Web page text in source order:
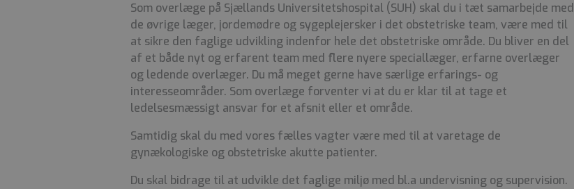
Som overlæge på Sjællands Universitetshospital (SUH) skal du i tæt samarbejde med
de øvrige læger, jordemødre og sygeplejersker i det obstetriske team, være med til
at sikre den faglige udvikling indenfor hele det obstetriske område. Du bliver en del
af et både nyt og erfarent team med flere nyere speciallæger, erfarne overlæger
og ledende overlæger. Du må meget gerne have særlige erfarings- og
interesseområder. Som overlæge forventer vi at du er klar til at tage et
ledelsesmæssigt ansvar for et afsnit eller et område.
Samtidig skal du med vores fælles vagter være med til at varetage de
gynækologiske og obstetriske akutte patienter.
Du skal bidrage til at udvikle det faglige miljø med bl.a undervisning og supervision.